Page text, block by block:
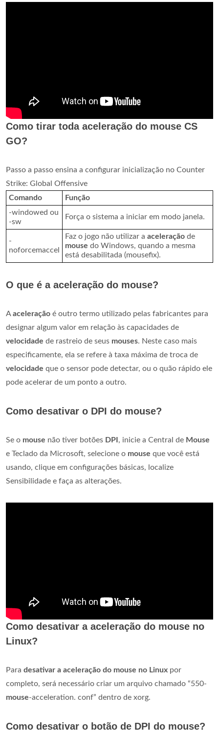
Como tirar toda aceleração do mouse CS
GO?
Passo a passo ensina a configurar inicialização no Counter
Strike: Global Offensive
Comando
Função
-windowed ou
-sw
Força o sistema a iniciar em modo janela.
-
noforcemaccel
Faz o jogo não utilizar a aceleração de
mouse do Windows, quando a mesma
está desabilitada (mousefix).
O que é a aceleração do mouse?
Aaceleração é outro termo utilizado pelas fabricantes para
designar algum valor em relação às capacidades de
velocidade de rastreio de seus mouses. Neste caso mais
especificamente, ela se refere à taxa máxima de troca de
velocidade que o sensor pode detectar, ou o quão rápido ele
pode acelerar de um ponto a outro.
Como desativar o DPI do mouse?
Se o mouse não tiver botões DPI , inicie a Central de Mouse
e Teclado da Microsoft, selecione o mouse que você está
usando, clique em configurações básicas, localize
Sensibilidade e faça as alterações.
Como desativar a aceleração do mouse no
Linux?
Para desativar a aceleração do mouse no Linux por
completo, será necessário criar um arquivo chamado “550-
mouse-acceleration. conf” dentro de xorg.
Como desativar o botão de DPI do mouse?